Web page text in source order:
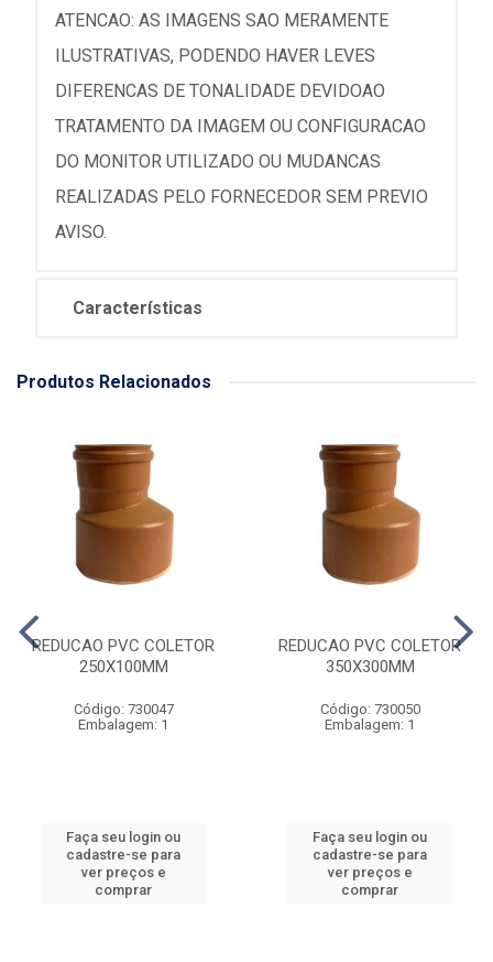
ATENCAO: AS IMAGENS SAO MERAMENTE
ILUSTRATIVAS, PODENDO HAVER LEVES
DIFERENCAS DE TONALIDADE DEVIDOAO
TRATAMENTO DA IMAGEM OU CONFIGURACAO
DO MONITOR UTILIZADO OU MUDANCAS
REALIZADAS PELO FORNECEDOR SEM PREVIO
AVISO.
Características
Produtos Relacionados
REDUCAO PVC COLETOR
250X100MM
Código: 730047
Embalagem: 1
Faça seu login ou
cadastre-se para
ver preços e
comprar
REDUCAO PVC COLETOR
350X300MM
Código: 730050
Embalagem: 1
Faça seu login ou
cadastre-se para
ver preços e
comprar